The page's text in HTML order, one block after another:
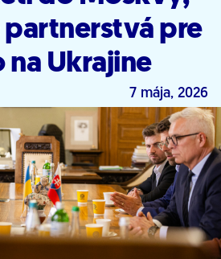
partnerstvá pre
na Ukrajine
7 mája, 2026